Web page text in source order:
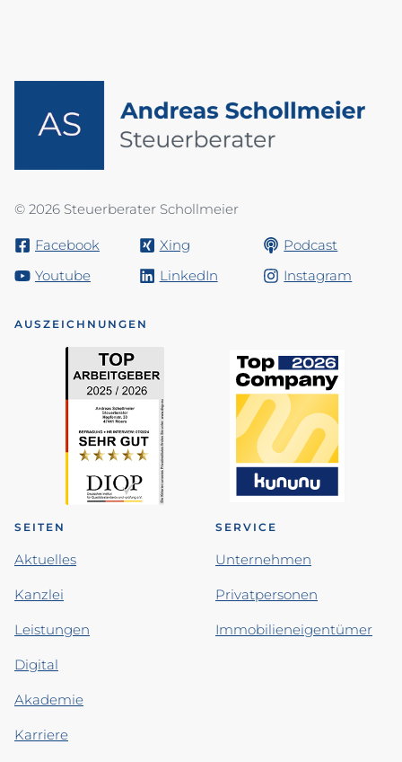
© 2026 Steuerberater Schollmeier
Facebook Xing
Podcast
Youtube
LinkedIn Instagram
AUSZEICHNUNGEN
SEITEN
Aktuelles
Kanzlei
Leistungen
Digital
Akademie
Karriere
SERVICE
Unternehmen
Privatpersonen
Immobilieneigentümer